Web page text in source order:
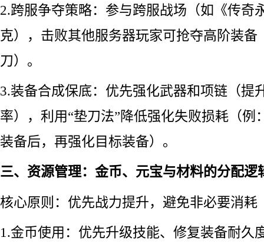
2.跨服争夺策略：参与跨服战场（如《传奇
克），击败其他服务器玩家可抢夺高阶装备
刀）。
3.装备合成保底：优先强化武器和项链（提
率），利用“垫刀法”降低强化失败损耗（例
装备后，再强化目标装备）。
三、资源管理：金币、元宝与材料的分配逻
核心原则：优先战力提升，避免非必要消耗
1.金币使用：优先升级技能、修复装备耐久